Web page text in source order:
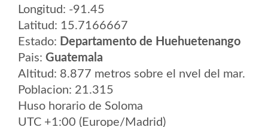
Longitud: -91.45
Latitud: 15.7166667
Estado: Departamento de Huehuetenango
Pais: Guatemala
Altitud: 8.877 metros sobre el nvel del mar.
Poblacion: 21.315
Huso horario de Soloma
UTC +1:00 (Europe/Madrid)